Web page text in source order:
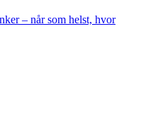
– når som helst, hvor